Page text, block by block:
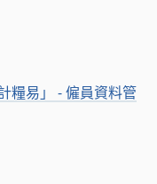
糧易」 - 僱員資料管